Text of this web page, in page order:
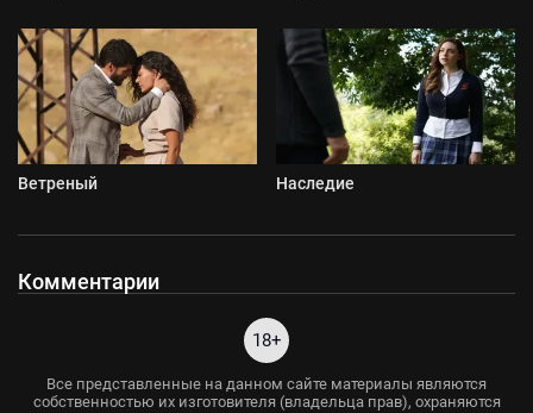
Ветреный Наследие
Комментарии
18+
Все представленные на данном сайте материалы являются
собственностью их изготовителя (владельца прав), охраняются